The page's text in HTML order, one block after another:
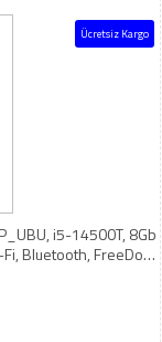
Ücretsiz Kargo
8Gb
Fi, Bluetooth, FreeDos,